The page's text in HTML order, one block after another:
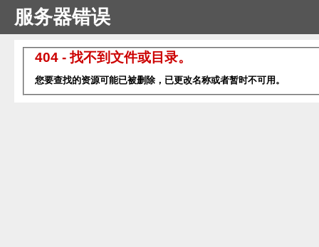
服务器错误
404 - 找不到文件或目录。
您要查找的资源可能已被删除，已更改名称或者暂时不可用。